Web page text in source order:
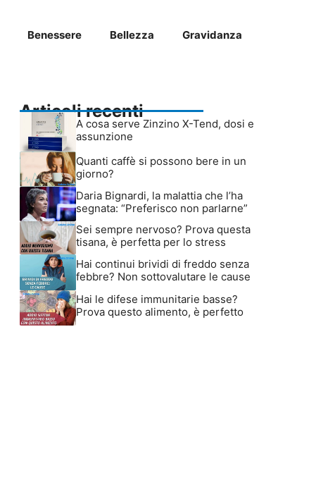
Benessere Bellezza Gravidanza
Articoli recenti
A cosa serve Zinzino X-Tend, dosi e
assunzione
Quanti caffè si possono bere in un
giorno?
Daria Bignardi, la malattia che l’ha
segnata: “Preferisco non parlarne”
Sei sempre nervoso? Prova questa
tisana, è perfetta per lo stress
Hai continui brividi di freddo senza
febbre? Non sottovalutare le cause
Hai le difese immunitarie basse?
Prova questo alimento, è perfetto